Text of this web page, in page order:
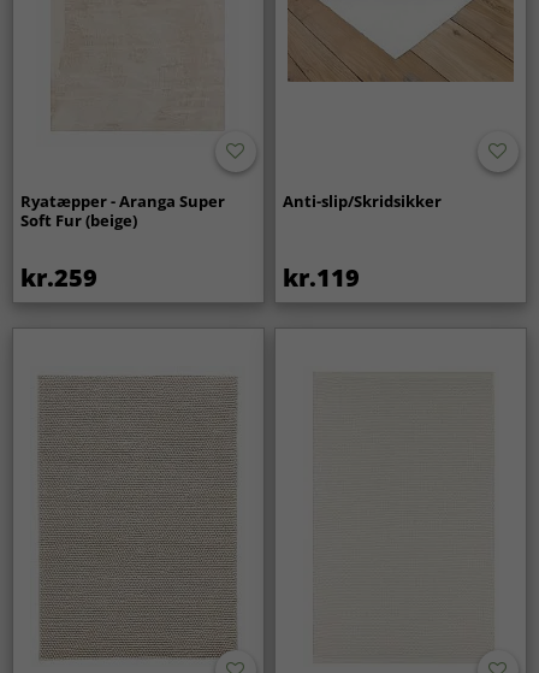
Ryatæpper - Aranga Super
Soft Fur (beige)
kr.259
Anti-slip/Skridsikker
kr.119